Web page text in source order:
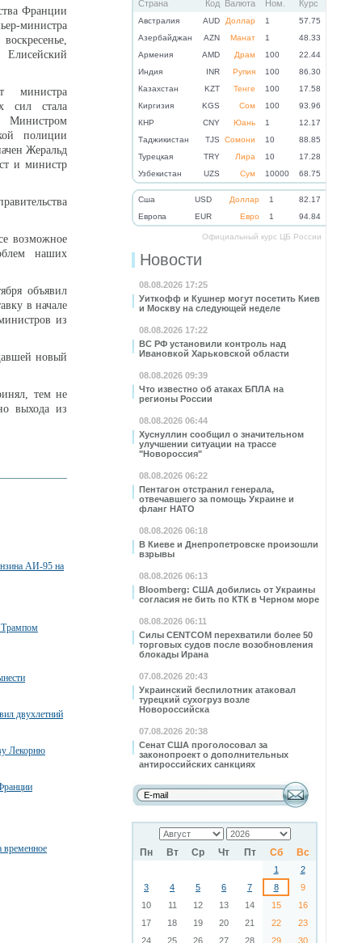
Страна Код Валюта Ном. Курс
Австралия AUD Доллар 1
57.75
Азербайджан
AZN Манат 1
48.33
Армения
AMD Драм 100
22.44
Индия
INR Рупия 100
86.30
Казахстан
KZT Тенге 100
17.58
Киргизия
KGS Сом 100
93.96
КНР
CNY Юань 1
12.17
Таджикистан
TJS Сомони 10
88.85
Турецкая
TRY Лира 10
17.28
Узбекистан
UZS Сум 10000 68.75
Cша USD Доллар 1
82.17
Eвропа
EUR Евро 1 94.84
Официальный курс ЦБ России
Новости
08.08.2026 17:25
Уиткофф и Кушнер могут посетить Киев
и Москву на следующей неделе
08.08.2026 17:22
ВС РФ установили контроль над
Ивановкой Харьковской области
08.08.2026 09:39
Что известно об атаках БПЛА на
регионы России
08.08.2026 06:44
Хуснуллин сообщил о значительном
улучшении ситуации на трассе
"Новороссия"
08.08.2026 06:22
Пентагон отстранил генерала,
отвечавшего за помощь Украине и
фланг НАТО
08.08.2026 06:18
В Киеве и Днепропетровске произошли
взрывы
08.08.2026 06:13
Bloomberg: США добились от Украины
согласия не бить по КТК в Черном море
08.08.2026 06:11
Силы CENTCOM перехватили более 50
торговых судов после возобновления
блокады Ирана
07.08.2026 20:43
Украинский беспилотник атаковал
турецкий сухогруз возле
Новороссийска
07.08.2026 20:38
Сенат США проголосовал за
законопроект о дополнительных
антироссийских санкциях
Пн Вт Ср Чт Пт Сб Вс
1
2
3
4 5 6 7 8
9
10
11 12 13 14 15
16
17
18 19 20 21 22
23
24
25 26 27 28 29 30
Франции
министра
министра
сил стала
полиции
Жеральд
и министр
возможное
наших
объявил
в начале
из
новый
тем не
выхода из
АИ-95 на
Трампом
двухлетний
Лекорню
временное